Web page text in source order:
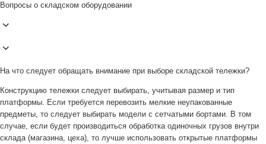
Вопросы о складском оборудовании
На что следует обращать внимание при выборе складской тележки?
Конструкцию тележки следует выбирать, учитывая размер и тип
платформы. Если требуется перевозить мелкие неупакованные
предметы, то следует выбирать модели с сетчатыми бортами. В том
случае, если будет производиться обработка одиночных грузов внутри
склада (магазина, цеха), то лучше использовать открытые платформы